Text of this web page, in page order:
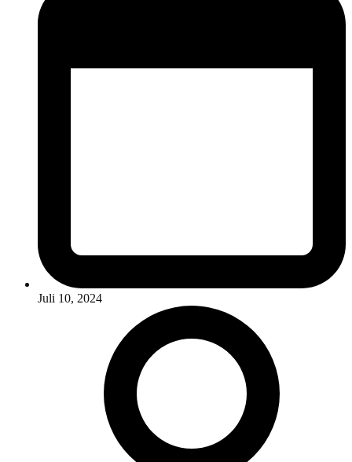
Juli 10, 2024